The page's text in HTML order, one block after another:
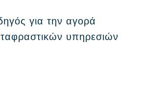
για την αγορά
υπηρεσιών